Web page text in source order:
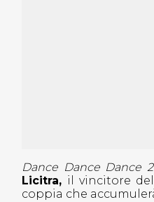
Dance Dance Dance 2
Licitra, il vincitore
coppia che